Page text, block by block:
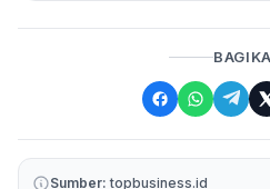
Sumber: topbusiness.id